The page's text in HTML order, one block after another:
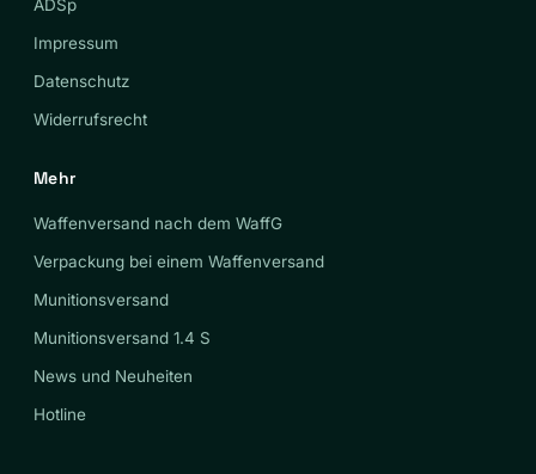
ADSp
Impressum
Datenschutz
Widerrufsrecht
Mehr
Waffenversand nach dem WaffG
Verpackung bei einem Waffenversand
Munitionsversand
Munitionsversand 1.4 S
News und Neuheiten
Hotline